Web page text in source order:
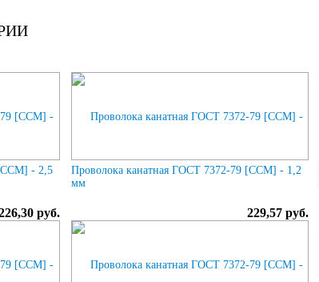
[ССМ] - 2,5
руб.
Проволока канатная ГОСТ 7372-79 [ССМ] - 1,2
мм
229,57 руб.